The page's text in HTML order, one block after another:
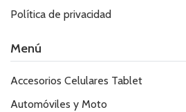
Política de privacidad
Menú
Accesorios Celulares Tablet
Automóviles y Moto